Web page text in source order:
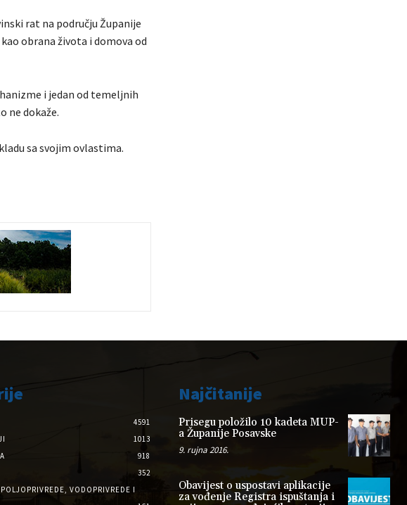
rat na području Županije
obrana života i domova od
i jedan od temeljnih
ne dokaže.
sa svojim ovlastima.
4591
1013
918
352
VODOPRIVREDE I
Najčitanije
Prisegu položilo 10 kadeta MUP-
a Županije Posavske
9. rujna 2016.
Obavijest o uspostavi aplikacije
za vođenje Registra ispuštanja i